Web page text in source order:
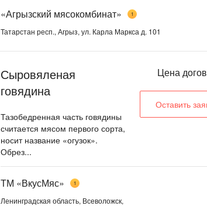
«Агрызский мясокомбинат» 1
Татарстан респ., Агрыз, ул. Карла Маркса д. 101
Сыровяленая
говядина
Тазобедренная часть говядины
считается мясом первого сорта,
носит название «огузок».
Обрез...
Цена
Оставить
ТМ «ВкусМяс» 1
Ленинградская область, Всеволожск,